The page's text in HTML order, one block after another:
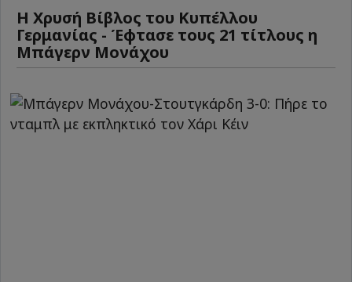
Η Χρυσή Βίβλος του Κυπέλλου
Γερμανίας - Έφτασε τους 21 τίτλους η
Μπάγερν Μονάχου